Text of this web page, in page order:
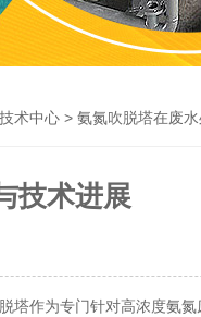
技术中心> 氨氮吹脱塔在废
技术进展
作为专门针对高浓度氨氮